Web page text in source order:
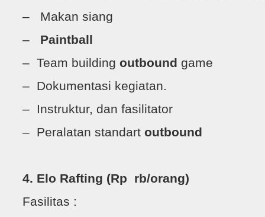
– Makan siang
–
Paintball
– Team building outbound game
– Dokumentasi kegiatan.
– Instruktur, dan fasilitator
– Peralatan standart outbound
4. Elo Rafting (Rp rb/orang)
Fasilitas :